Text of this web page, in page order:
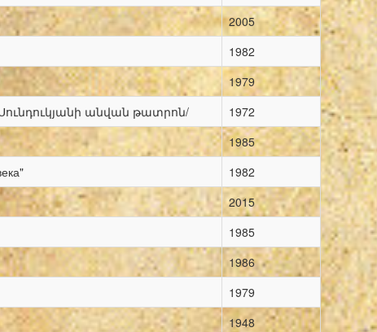
2005
1982
1979
անվան թատրոն/
1972
1985
1982
2015
1985
1986
1979
1948